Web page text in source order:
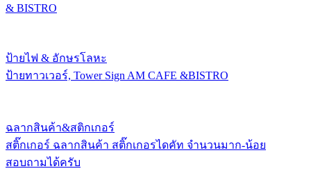
& BISTRO
ป้ายไฟ & อักษรโลหะ
ป้ายทาวเวอร์, Tower Sign AM CAFE &BISTRO
ฉลากสินค้า&สติกเกอร์
สติ๊กเกอร์ ฉลากสินค้า สติ๊กเกอรไดคัท จำนวนมาก-น้อย
สอบถามได้ครับ